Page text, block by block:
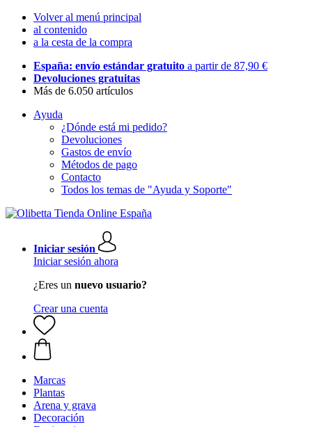
Volver al menú principal
al contenido
a la cesta de la compra
España: envío estándar gratuito a partir de 87,90 €
Devoluciones gratuitas
Más de 6.050 artículos
Ayuda
¿Dónde está mi pedido?
Devoluciones
Gastos de envío
Métodos de pago
Contacto
Todos los temas de "Ayuda y Soporte"
Iniciar sesión
Iniciar sesión ahora
¿Eres un nuevo usuario?
Crear una cuenta
Marcas
Plantas
Arena y grava
Decoración